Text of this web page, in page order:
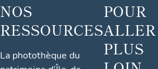
NOS
RESSOURCES
La photothèque du
POUR
ALLER
PLUS